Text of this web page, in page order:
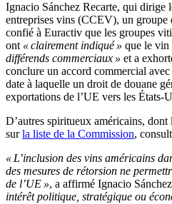
Ignacio Sánchez Recarte, qui dirige
entreprises vins (CCEV), un groupe
confié à Euractiv que les groupes
ont « clairement indiqué » que le vin
différends commerciaux » et a
conclure un accord commercial
date à laquelle un droit de douane
exportations de l’UE vers les États-
D’autres spiritueux américains,
surla liste de la Commission,
« L’inclusion des vins américains
des mesures de rétorsion ne
de l’UE », a affirmé Ignacio
intérêt politique, stratégique ou